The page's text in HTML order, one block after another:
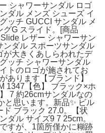
シャワーサンダル ロゴ
ダル メンズ シューズ イ
ッチ GUCCI サンダル メ
グG スライド。[商品
レザー シャワーサン
ンダル スポーツサンダル
が大きくあしらわれたデ
ッチ シャワーサンダル
トのロゴが施されてお
あります【ブランド】
1347【色】 ブラック×ホ
7 約26cmサンダルなの
と思います。新品✨ ビル
ブラック 27.0。【状
ダル サイズ9 7 25cm。
すが、1箇所僅かに糊跡